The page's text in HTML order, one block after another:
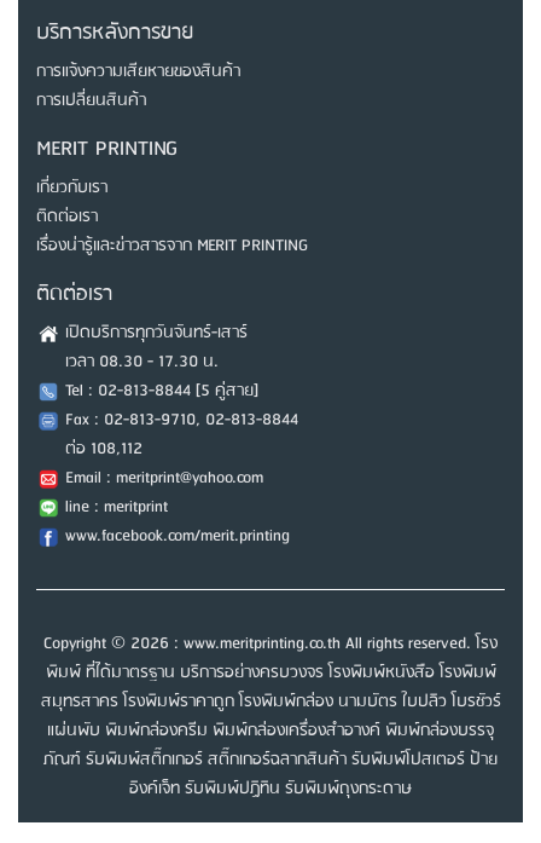
บริการหลังการขาย
การแจ้งความเสียหายของสินค้า
การเปลี่ยนสินค้า
MERIT PRINTING
เกี่ยวกับเรา
ติดต่อเรา
เรื่องน่ารู้และข่าวสารจาก MERIT PRINTING
ติดต่อเรา
เปิดบริการทุกวันจันทร์-เสาร์
เวลา 08.30 - 17.30 น.
Tel : 02-813-8844 [5 คู่สาย]
Fax : 02-813-9710, 02-813-8844
ต่อ 108,112
Email : meritprint@yahoo.com
line : meritprint
www.facebook.com/merit.printing
Copyright © 2026 : www.meritprinting.co.th All rights reserved. โรง
พิมพ์ ที่ได้มาตรฐาน บริการอย่างครบวงจร โรงพิมพ์หนังสือ โรงพิมพ์
สมุทรสาคร โรงพิมพ์ราคาถูก โรงพิมพ์กล่อง นามบัตร ใบปลิว โบรชัวร์
แผ่นพับ พิมพ์กล่องครีม พิมพ์กล่องเครื่องสำอางค์ พิมพ์กล่องบรรจุ
ภัณฑ์ รับพิมพ์สติ๊กเกอร์ สติ๊กเกอร์ฉลากสินค้า รับพิมพ์โปสเตอร์ ป้าย
อิงค์เจ็ท รับพิมพ์ปฏิทิน รับพิมพ์ถุงกระดาษ